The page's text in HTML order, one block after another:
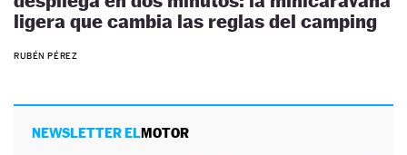
ligera que cambia las reglas del camping
RUBÉN PÉREZ
NEWSLETTER ELMOTOR